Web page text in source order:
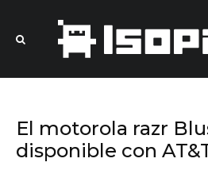
El motorola razr
disponible con